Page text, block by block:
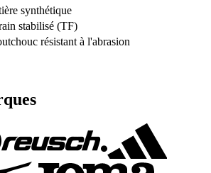
synthétique
stabilisé (TF)
résistant à l'abrasion